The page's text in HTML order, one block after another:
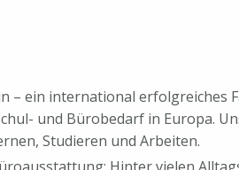
– ein international erfolgreiches
und Bürobedarf in Europa.
Studieren und Arbeiten.